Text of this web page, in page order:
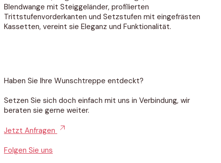
Blendwange mit Steiggeländer, profilierten
Trittstufenvorderkanten und Setzstufen mit eingefrästen
Kassetten, vereint sie Eleganz und Funktionalität.
Haben Sie Ihre Wunschtreppe entdeckt?
Setzen Sie sich doch einfach mit uns in Verbindung, wir
beraten sie gerne weiter.
Jetzt Anfragen
Folgen Sie uns